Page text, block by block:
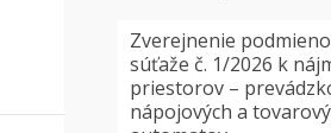
Zverejnenie
súťaže č. 1/2026 k
priestorov –
nápojových a